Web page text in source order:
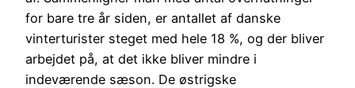
for bare tre år siden, er antallet af danske
vinterturister steget med hele 18 %, og der bliver
arbejdet på, at det ikke bliver mindre i
indeværende sæson. De østrigske